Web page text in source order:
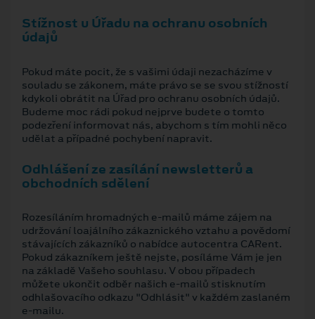
Stížnost u Úřadu na ochranu osobních
údajů
Pokud máte pocit, že s vašimi údaji nezacházíme v
souladu se zákonem, máte právo se se svou stížností
kdykoli obrátit na Úřad pro ochranu osobních údajů.
Budeme moc rádi pokud nejprve budete o tomto
podezření informovat nás, abychom s tím mohli něco
udělat a případné pochybení napravit.
Odhlášení ze zasílání newsletterů a
obchodních sdělení
Rozesíláním hromadných e-mailů máme zájem na
udržování loajálního zákaznického vztahu a povědomí
stávajících zákazníků o nabídce autocentra CARent.
Pokud zákazníkem ještě nejste, posíláme Vám je jen
na základě Vašeho souhlasu. V obou případech
můžete ukončit odběr našich e-mailů stisknutím
odhlašovacího odkazu "Odhlásit" v každém zaslaném
e-mailu.